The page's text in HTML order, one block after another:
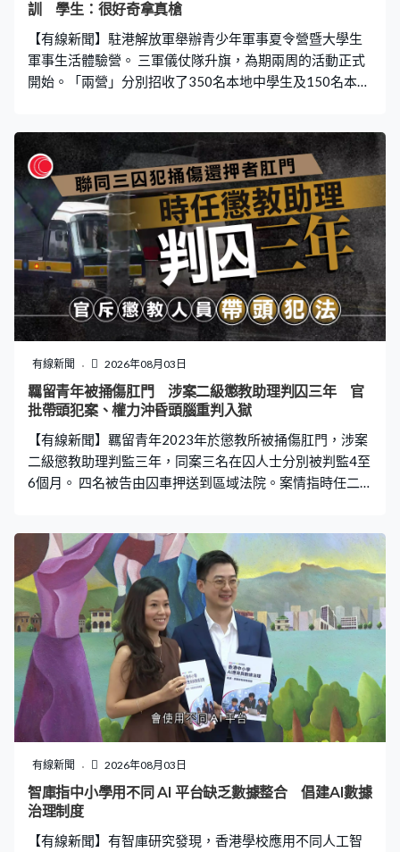
訓 學生：很好奇拿真槍
【有線新聞】駐港解放軍舉辦青少年軍事夏令營暨大學生
軍事生活體驗營。 三軍儀仗隊升旗，為期兩周的活動正式
開始。「兩營」分別招收了350名本地中學生及150名本地
解、增強紀律意識，亦增進駐軍及市民的溝通交流。 慈幼
英文學校中一學生勞溫龍：「我很好奇拿著槍進行模擬射
擊是如何。真槍，真的沒有試過。我之前在家已經練疊被
子，我已經猜到軍事夏令營需要我們疊一個豆腐出來，所
以有提前練習。」
有線新聞 2026年08月03日
羈留青年被捅傷肛門 涉案二級懲教助理判囚三年 官
批帶頭犯案、權力沖昏頭腦重判入獄
【有線新聞】羈留青年2023年於懲教所被捅傷肛門，涉案
二級懲教助理判監三年，同案三名在囚人士分別被判監4至
6個月。 四名被告由囚車押送到區域法院。案情指時任二
肛門，導致他肛門及直腸受損出血。譚力翀教受害人向他
人解釋傷勢，指是自己由下午起開始「痾血」，自己再用
筆插傷肛門。 四人有意圖而造成身體嚴重傷害罪成，譚力
翀另涉一項串謀妨礙司法公正罪成。法官判刑時指，譚力
翀涉及多項加刑因素，包括他作為懲教人員在懲教所帶頭
犯法，當時受害人亦沒有反抗機會。考慮他及早認罪、沒
有任何暴力傾向、當時被權力沖昏頭腦，加上失去多年工
作，加刑一年、共判監三年。 至於另外三名被告，法官指
他們受譚力翀職權影響，在指使下犯案，加上本身亦已就
其他案件服刑多時，分別判監4至6個月，與原有刑期分開
執行。案件另外兩名被告，退休一級懲教助理郭紹輝「藉
公職作出不當行為」罪和在囚人士李宇軒的傷人罪早前被
裁定不成立。
有線新聞 2026年08月03日
智庫指中小學用不同 AI 平台缺乏數據整合 倡建AI數據
治理制度
【有線新聞】有智庫研究發現，香港學校應用不同人工智